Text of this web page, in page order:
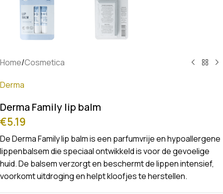
Home/Cosmetica
Derma
Derma Family lip balm
€5.19
De Derma Family lip balm is een parfumvrije en hypoallergene
lippenbalsem die speciaal ontwikkeld is voor de gevoelige
huid. De balsem verzorgt en beschermt de lippen intensief,
voorkomt uitdroging en helpt kloofjes te herstellen.